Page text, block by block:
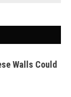
Walls Could